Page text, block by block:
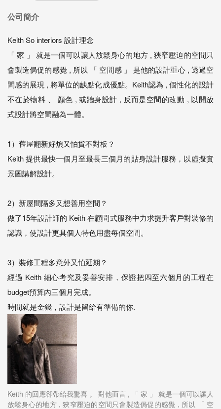
公司簡介
Keith So interiors 設計理念
「 家 」 就是一個可以讓人放鬆身心的地方 , 狹窄壓迫的空間只
會製造侷促的感覺 , 所以 「 空間感 」 是他的設計重心 , 透過空
間感的展現 , 將單位的缺點化成優點。Keith認為 , 個性化的設計
不在於物料 、 顏色 , 或牆身設計 , 反而是空間的改動 , 以開放
式設計將空間融為一體。
1）舊屋翻新好煩又怕貨不對板？
Keith 提供最快一個月至最長三個月的貼身設計服務，以虛擬實
景圖講解設計。
2）新屋間隔多又想善用空間？
做了15年設計師的 Keith 在顧問式服務中力求提升客戶對裝修的
認識，使設計更具個人特色用盡每個空間。
3）裝修工程多意外又怕延期？
經過 Keith 細心考究及妥善安排，保證把四至六個月的工程在
budget預算內三個月完成。
時間就是金錢，設計是留給有準備的你.
Keith 的回應卻帶給我驚喜 。 對他而言 , 「 家 」 就是一個可以讓人
放鬆身心的地方 , 狹窄壓迫的空間只會製造侷促的感覺 , 所以 「 空